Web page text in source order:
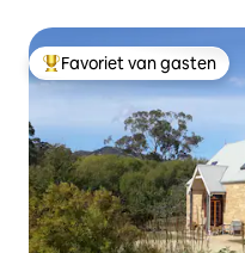
Topfavoriet van gasten
Favoriet van gasten